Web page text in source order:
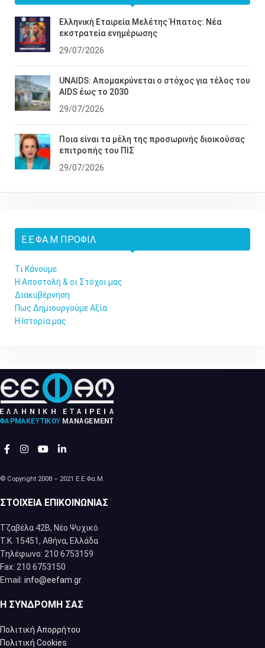
Ελληνική Εταιρεία Μελέτης Ήπατος: Νέα
εκστρατεία ενημέρωσης
29/07/2026
UNAIDS: Απομακρύνεται ο στόχος για τέλος του
AIDS έως το 2030
29/07/2026
Ποια είναι τα μέλη της προσωρινής διοικούσας
επιτροπής του ΠΙΣ
29/07/2026
Ε.Ε.ΦΑ.Μ ΠΡΟΦΊΛ
Τι Κάνουμε
Η Αποστολή & οι Στόχοι μας
Διακυβέρνηση
Πως Δημιουργούμε Αξία
Η Ιστορία μας
© Copyright 2008 – 2021 Ε.Ε.Φα.Μ.
ΣΤΟΙΧΕΊΑ ΕΠΙΚΟΙΝΩΝΊΑΣ
Τζαβέλα 42Β, Νέο Ψυχικό
Τ.Κ. 15451, Αθήνα, Eλλάδα
Τηλέφωνο: 210 6753159
Fax: 210 6753150
Email: info@eefam.gr
Η ΣΥΝΔΡΟΜΉ ΣΑΣ
Πολιτική Απορρήτου
Πολιτική Cookies